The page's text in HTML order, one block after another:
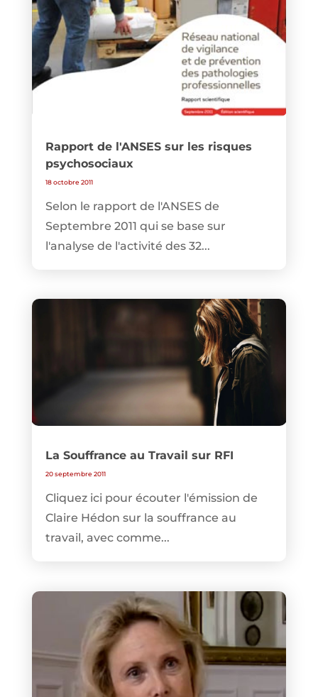
Rapport de l'ANSES sur les risques
psychosociaux
18 octobre 2011
Selon le rapport de l'ANSES de
Septembre 2011 qui se base sur
l'analyse de l'activité des 32...
La Souffrance au Travail sur RFI
20 septembre 2011
Cliquez ici pour écouter l'émission de
Claire Hédon sur la souffrance au
travail, avec comme...